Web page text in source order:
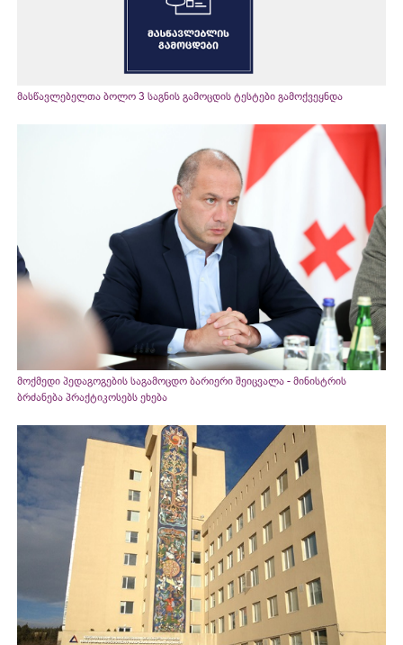
მასწავლებელთა ბოლო 3 საგნის გამოცდის ტესტები გამოქვეყნდა
მოქმედი პედაგოგების საგამოცდო ბარიერი შეიცვალა - მინისტრის
ბრძანება პრაქტიკოსებს ეხება